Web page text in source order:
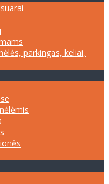
parkingas, keliai,